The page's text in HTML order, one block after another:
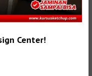
Center!